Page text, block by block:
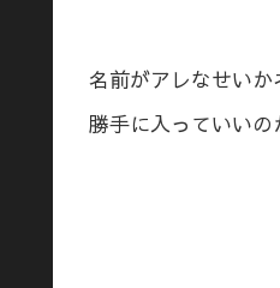
名前がアレなせいか
勝手に入っていいの